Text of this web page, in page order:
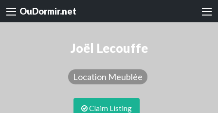
OuDormir.net
Joël Lecouffe
Location Meublée
Claim Listing